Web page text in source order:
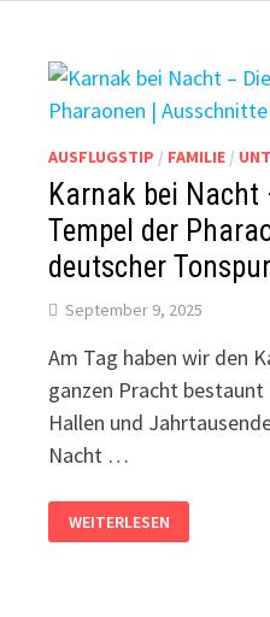
AUSFLUGSTIP / FAMILIE/
Karnak bei
Tempel der
deutscher Tonspur
September 9, 2025
Am Tag haben wir den
ganzen Pracht
Hallen und
Nacht …
BEI
NACHT
WEITERLESEN